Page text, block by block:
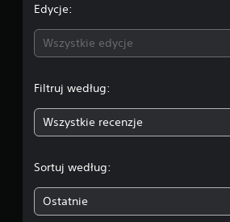
Edycje:
Wszystkie edycje
Filtruj według:
Wszystkie recenzje
Sortuj według:
Ostatnie